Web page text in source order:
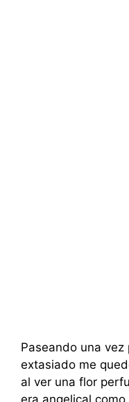
Paseando una vez
extasiado me
al ver una flor
era angelical como